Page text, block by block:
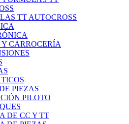
TT AUTOCROSS
Y CARROCERÍA
PIEZAS
PILOTO
DE CC Y TT